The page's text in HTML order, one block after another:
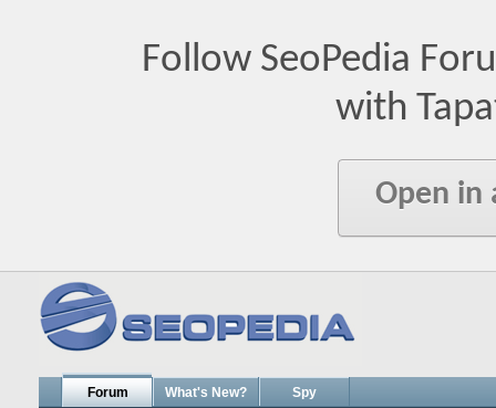
Follow SeoPedia
with
Open in
Forum What's New? Spy